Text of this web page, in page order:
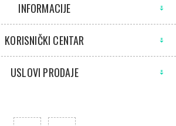
INFORMACIJE
KORISNIČKI CENTAR
USLOVI PRODAJE